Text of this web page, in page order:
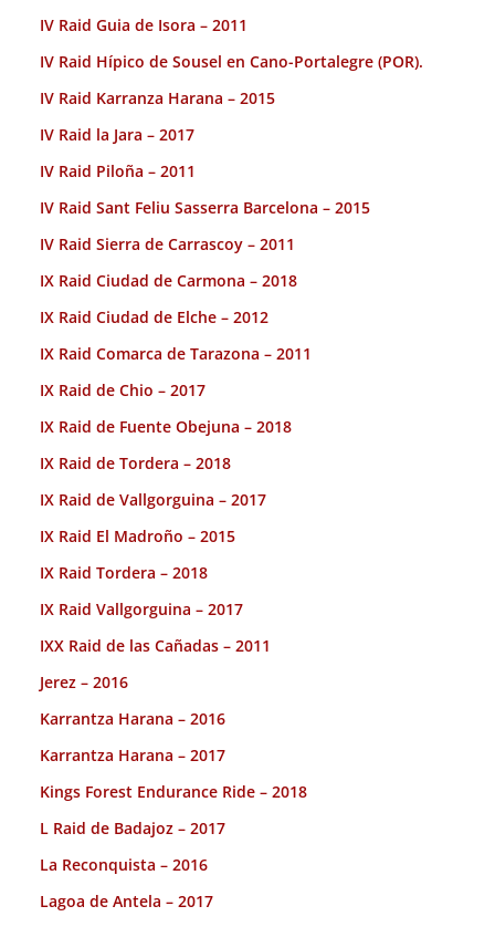
IV Raid Guia de Isora – 2011
IV Raid Hípico de Sousel en Cano-Portalegre (POR).
IV Raid Karranza Harana – 2015
IV Raid la Jara – 2017
IV Raid Piloña – 2011
IV Raid Sant Feliu Sasserra Barcelona – 2015
IV Raid Sierra de Carrascoy – 2011
IX Raid Ciudad de Carmona – 2018
IX Raid Ciudad de Elche – 2012
IX Raid Comarca de Tarazona – 2011
IX Raid de Chio – 2017
IX Raid de Fuente Obejuna – 2018
IX Raid de Tordera – 2018
IX Raid de Vallgorguina – 2017
IX Raid El Madroño – 2015
IX Raid Tordera – 2018
IX Raid Vallgorguina – 2017
IXX Raid de las Cañadas – 2011
Jerez – 2016
Karrantza Harana – 2016
Karrantza Harana – 2017
Kings Forest Endurance Ride – 2018
L Raid de Badajoz – 2017
La Reconquista – 2016
Lagoa de Antela – 2017